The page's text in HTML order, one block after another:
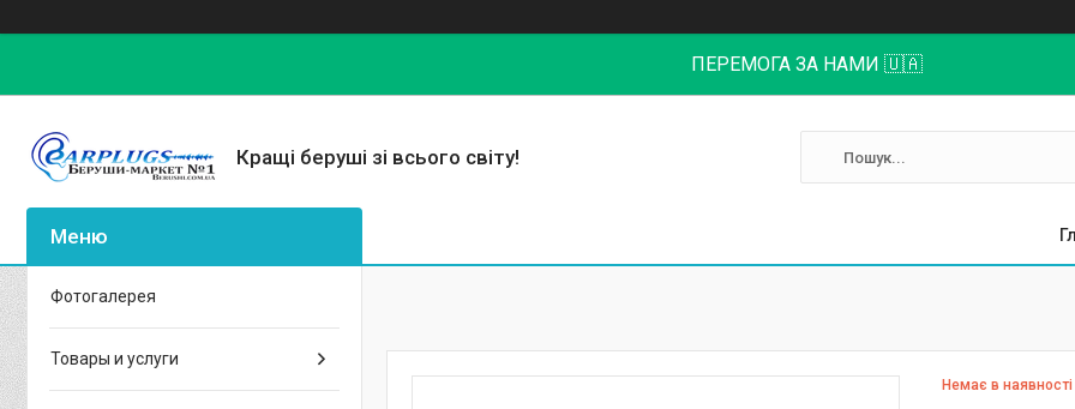
ПЕРЕМОГА ЗА НАМИ 🇺🇦
Кращі беруші зі всього світу!
Немає в наявності
Фотогалерея
Товары и услуги